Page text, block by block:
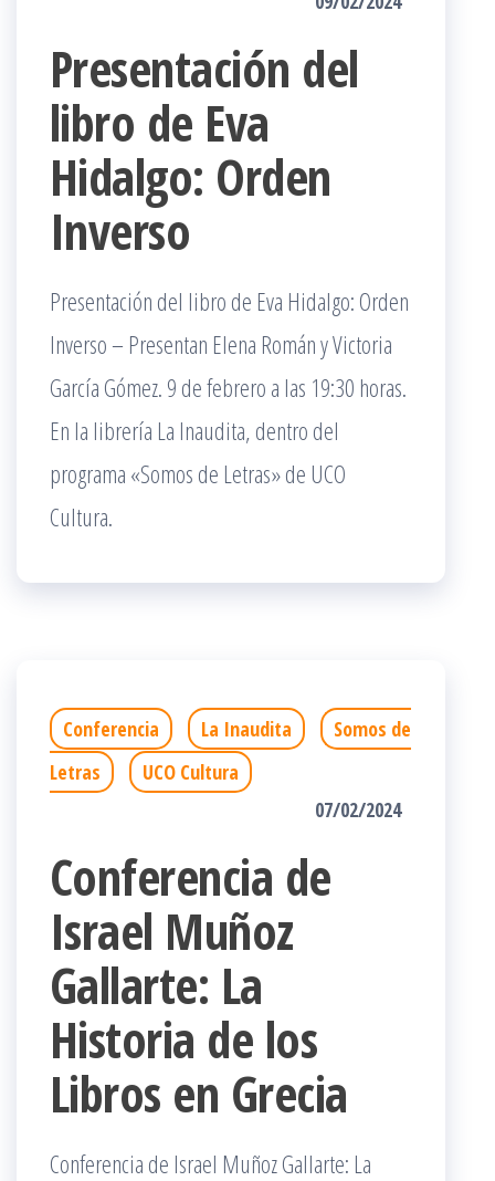
Presentación del
libro de Eva
Hidalgo: Orden
Inverso
Presentación del libro de Eva Hidalgo: Orden
Inverso – Presentan Elena Román y Victoria
García Gómez. 9 de febrero a las 19:30 horas.
En la librería La Inaudita, dentro del
programa «Somos de Letras» de UCO
Cultura.
Conferencia La Inaudita
Somos de
Letras
UCO Cultura
07/02/2024
Conferencia de
Israel Muñoz
Gallarte: La
Historia de los
Libros en Grecia
Conferencia de Israel Muñoz Gallarte: La